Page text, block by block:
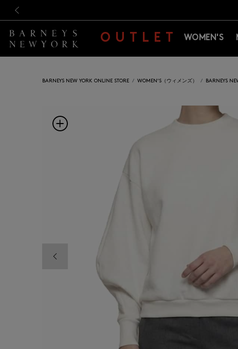
新規登録のお客様も対象！＜
新規登録のお客様も対象！＜
OUTLET WOMEN'S
BARNEYS NEW YORK ONLINE STORE WOMEN'S（ウィメンズ） BARNEYS